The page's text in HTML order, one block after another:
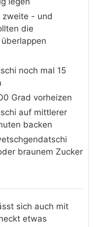
- und
die
noch mal 15
Grad vorheizen
auf mittlerer
backen
braunem Zucker
sich auch mit
etwas